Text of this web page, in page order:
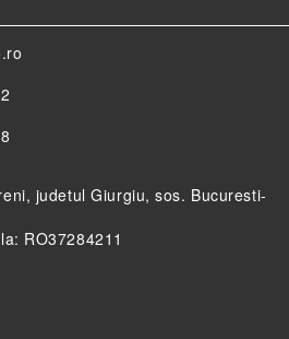
judetul Giurgiu, sos. Bucuresti-
RO37284211